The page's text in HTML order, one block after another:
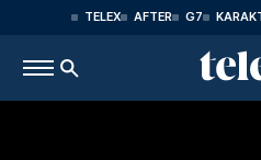
TELEX AFTER G7